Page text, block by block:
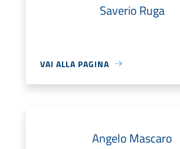
Saverio Ruga
VAI ALLA PAGINA
Angelo Mascaro